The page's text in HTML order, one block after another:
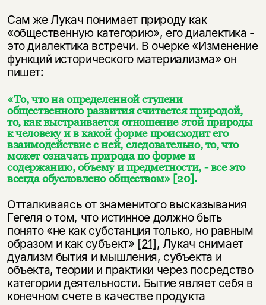
Сам же Лукач понимает природу как
«общественную категорию», его диалектика -
это диалектика встречи. В очерке «Изменение
функций исторического материализма» он
пишет:
«То, что на определенной ступени
общественного развития считается природой,
то, как выстраивается отношение этой природы
к человеку и в какой форме происходит его
взаимодействие с ней, следовательно, то, что
может означать природа по форме и
содержанию, объему и предметности, - все это
всегда обусловлено обществом» [20].
Отталкиваясь от знаменитого высказывания
Гегеля о том, что истинное должно быть
понято «не как субстанция только, но равным
образом и как субъект» [21], Лукач снимает
дуализм бытия и мышления, субъекта и
объекта, теории и практики через посредство
категории деятельности. Бытие являет себя в
конечном счете в качестве продукта